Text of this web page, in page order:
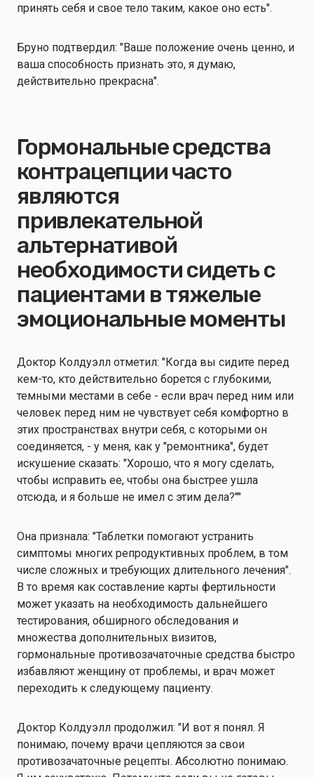
принять себя и свое тело таким, какое оно есть".
Бруно подтвердил: "Ваше положение очень ценно, и
ваша способность признать это, я думаю,
действительно прекрасна".
Гормональные средства
контрацепции часто
являются
привлекательной
альтернативой
необходимости сидеть с
пациентами в тяжелые
эмоциональные моменты
Доктор Колдуэлл отметил: "Когда вы сидите перед
кем-то, кто действительно борется с глубокими,
темными местами в себе - если врач перед ним или
человек перед ним не чувствует себя комфортно в
этих пространствах внутри себя, с которыми он
соединяется, - у меня, как у "ремонтника", будет
искушение сказать: "Хорошо, что я могу сделать,
чтобы исправить ее, чтобы она быстрее ушла
отсюда, и я больше не имел с этим дела?""
Она признала: "Таблетки помогают устранить
симптомы многих репродуктивных проблем, в том
числе сложных и требующих длительного лечения".
В то время как составление карты фертильности
может указать на необходимость дальнейшего
тестирования, обширного обследования и
множества дополнительных визитов,
гормональные противозачаточные средства быстро
избавляют женщину от проблемы, и врач может
переходить к следующему пациенту.
Доктор Колдуэлл продолжил: "И вот я понял. Я
понимаю, почему врачи цепляются за свои
противозачаточные рецепты. Абсолютно понимаю.